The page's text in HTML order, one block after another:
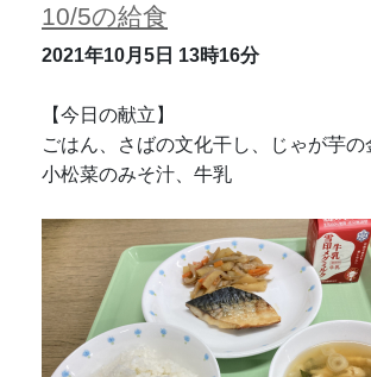
10/5の給食
2021年10月5日 13時16分
【今日の献立】
ごはん、さばの文化干し、じゃが芋の
小松菜のみそ汁、牛乳